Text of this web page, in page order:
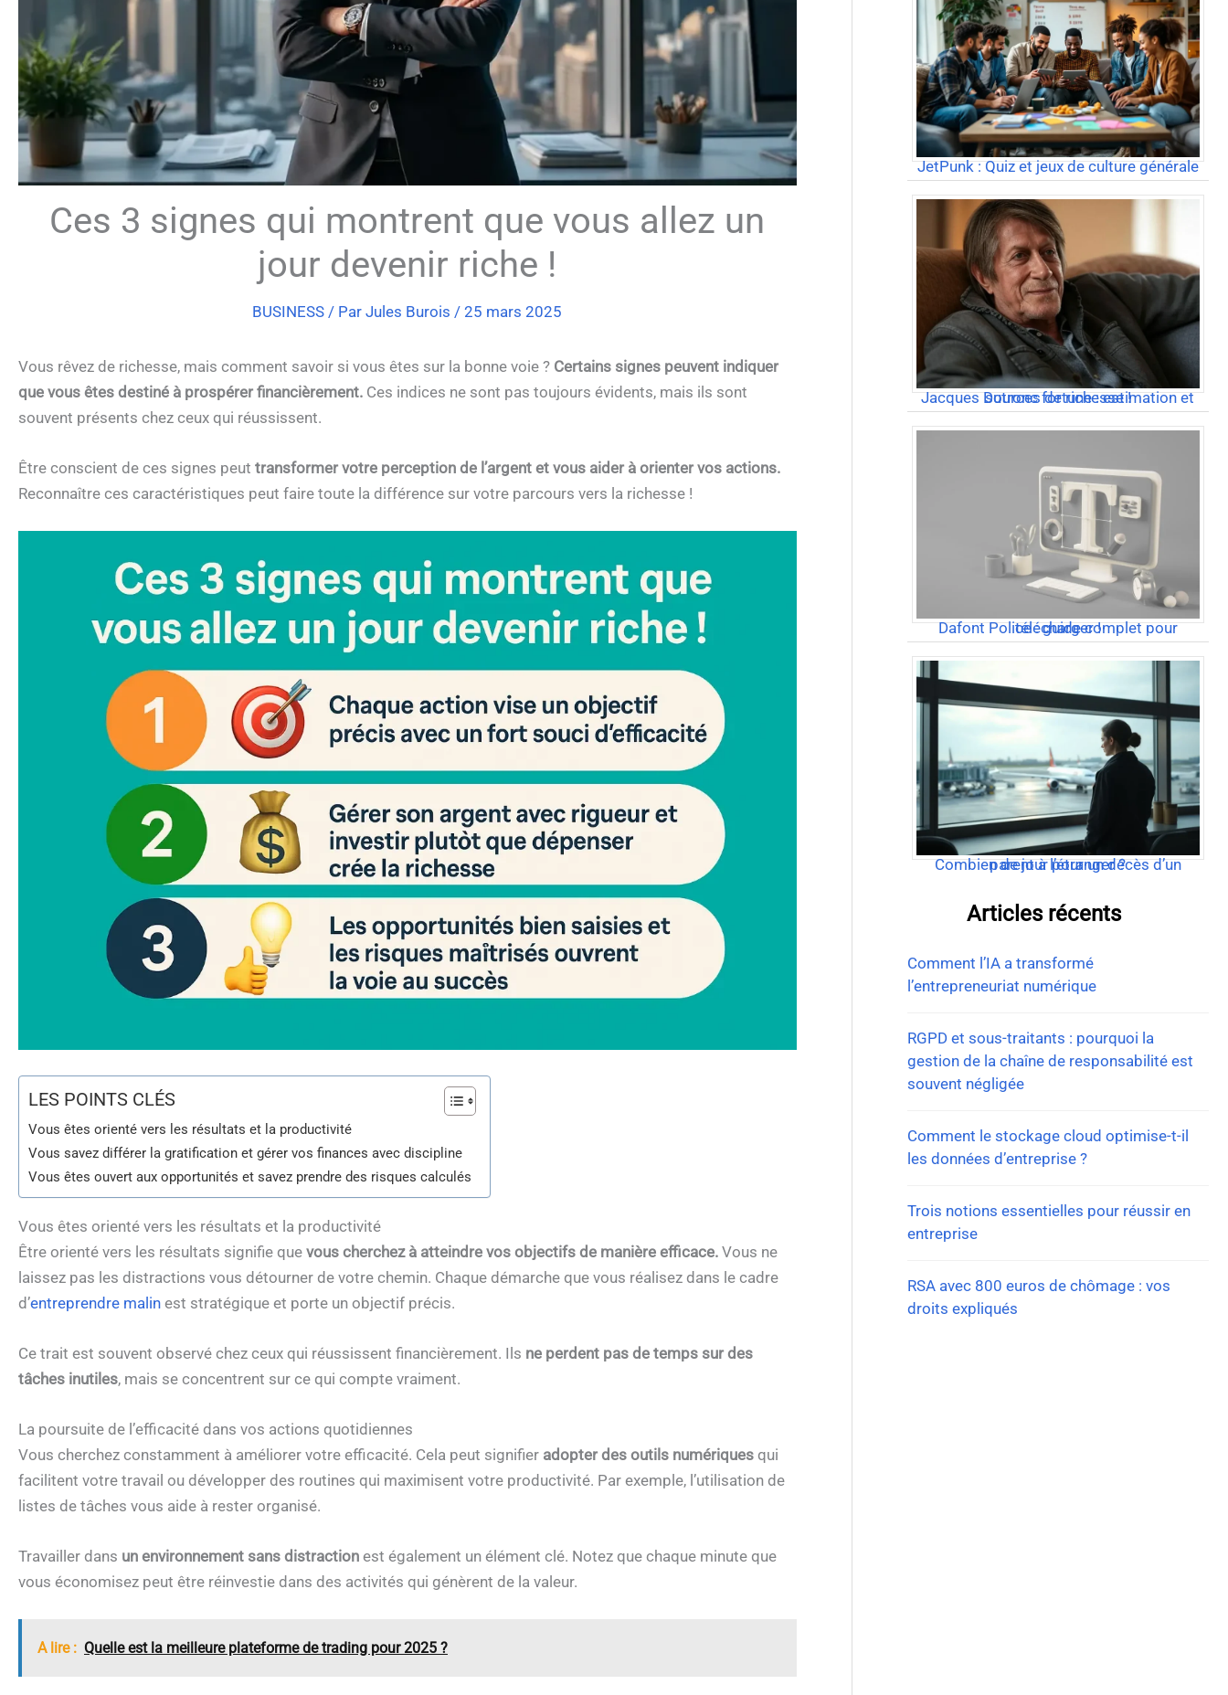
Ces 3 signes qui montrent que vous allez un
jour devenir riche !
BUSINESS / ParJules Burois/25 mars 2025
Vous rêvez de richesse, mais comment savoir si vous êtes sur la bonne voie ? Certains signes peuvent indiquer
que vous êtes destiné à prospérer financièrement. Ces indices ne sont pas toujours évidents, mais ils sont
souvent présents chez ceux qui réussissent.
Être conscient de ces signes peut transformer votre perception de l’argent et vous aider à orienter vos actions.
Reconnaître ces caractéristiques peut faire toute la différence sur votre parcours vers la richesse !
LES POINTS CLÉS
Vous êtes orienté vers les résultats et la productivité
Vous savez différer la gratification et gérer vos finances avec discipline
Vous êtes ouvert aux opportunités et savez prendre des risques calculés
Vous êtes orienté vers les résultats et la productivité
Être orienté vers les résultats signifie que vous cherchez à atteindre vos objectifs de manière efficace. Vous ne
laissez pas les distractions vous détourner de votre chemin. Chaque démarche que vous réalisez dans le cadre
d’entreprendre malin est stratégique et porte un objectif précis.
Ce trait est souvent observé chez ceux qui réussissent financièrement. Ils ne perdent pas de temps sur des
tâches inutiles, mais se concentrent sur ce qui compte vraiment.
La poursuite de l’efficacité dans vos actions quotidiennes
Vous cherchez constamment à améliorer votre efficacité. Cela peut signifier adopter des outils numériques qui
facilitent votre travail ou développer des routines qui maximisent votre productivité. Par exemple, l’utilisation de
listes de tâches vous aide à rester organisé.
Travailler dans un environnement sans distraction est également un élément clé. Notez que chaque minute que
vous économisez peut être réinvestie dans des activités qui génèrent de la valeur.
A lire : Quelle est la meilleure plateforme de trading pour 2025 ?
JetPunk : Quiz et jeux de culture générale
Jacques Dutronc fortune : estimation et sources de richesse !
Dafont Police : guide complet pour télécharger !
Combien de jour pour un décès d’un parent à l’étranger ?
Articles récents
Comment l’IA a transformé
l’entrepreneuriat numérique
RGPD et sous-traitants : pourquoi la
gestion de la chaîne de responsabilité est
souvent négligée
Comment le stockage cloud optimise-t-il
les données d’entreprise ?
Trois notions essentielles pour réussir en
entreprise
RSA avec 800 euros de chômage : vos
droits expliqués